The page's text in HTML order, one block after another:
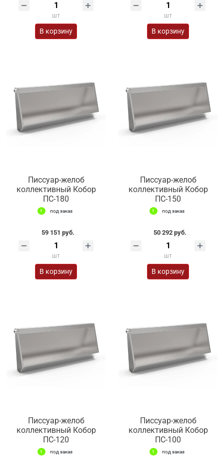
шт
В корзину
шт
В корзину
Писсуар-желоб
коллективный Кобор
ПС-180
под заказ
59 151 руб.
шт
В корзину
Писсуар-желоб
коллективный Кобор
ПС-150
под заказ
50 292 руб.
шт
В корзину
Писсуар-желоб
коллективный Кобор
ПС-120
под заказ
Писсуар-желоб
коллективный Кобор
ПС-100
под заказ